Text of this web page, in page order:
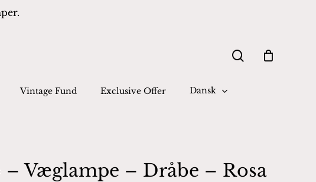
Vintage Fund Exclusive Offer Dansk
Væglampe – Dråbe – Rosa